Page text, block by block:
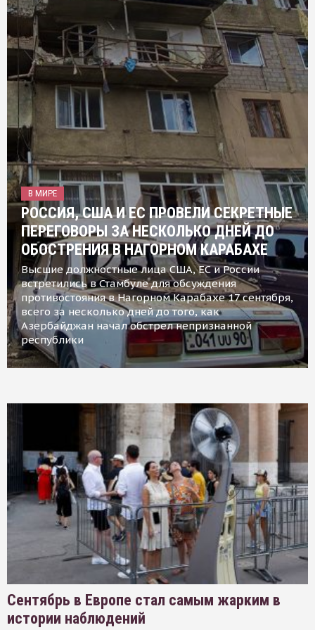
В МИРЕ
РОССИЯ, США И ЕС ПРОВЕЛИ СЕКРЕТНЫЕ
ПЕРЕГОВОРЫ ЗА НЕСКОЛЬКО ДНЕЙ ДО
ОБОСТРЕНИЯ В НАГОРНОМ КАРАБАХЕ
Высшие должностные лица США, ЕС и России
встретились в Стамбуле для обсуждения
противостояния в Нагорном Карабахе 17 сентября,
всего за несколько дней до того, как
Азербайджан начал обстрел непризнанной
республики
Сентябрь в Европе стал самым жарким в
истории наблюдений